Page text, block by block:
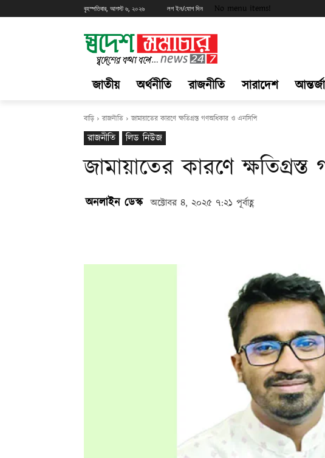
বৃহস্পতিবার, আগস্ট ৬, ২০২৬ লগ ইন/যোগ দিন No menu items!
জাতীয় অর্থনীতি রাজনীতি সারাদেশ
বাড়ি রাজনীতি জামায়াতের কারণে ক্ষতিগ্রস্ত গণঅধিকার ও এনসিপি
রাজনীতি লিড নিউজ
জামায়াতের কারণে
অনলাইন ডেস্ক অক্টোবর ৪, ২০২৫ ৭:২১ পূর্বাহ্ণ